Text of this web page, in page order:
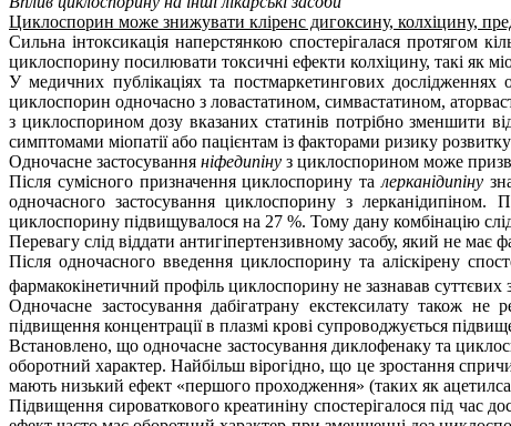
Циклоспорин може знижувати кліренс дигоксину, колхіцину,
Сильна інтоксикація наперстянкою спостерігалася протягом
циклоспорину посилювати токсичні ефекти колхіцину, такі як
У медичних публікаціях та постмаркетингових дослідженнях
циклоспорин одночасно з ловастатином, симвастатином,
з циклоспорином дозу вказаних статинів потрібно зменшити
симптомами міопатії або пацієнтам із факторами ризику
Одночасне застосування ніфедипіну з циклоспорином може
Після сумісного призначення циклоспорину талерканідипіну
одночасного застосування циклоспорину з
циклоспорину підвищувалося на 27 %. Тому дану комбінацію
Перевагу слід віддати антигіпертензивному засобу, який не
Після одночасного введення циклоспорину та аліскірену
фармакокінетичний профіль циклоспорину не зазнавав суттєвих
Одночасне застосування дабігатрану екстексилату також не
підвищення концентрації в плазмі крові супроводжується
Встановлено, що одночасне застосування диклофенаку та
оборотний характер. Найбільш вірогідно, що це зростання
мають низький ефект «першого проходження» (таких як
Підвищення сироваткового креатиніну спостерігалося під час